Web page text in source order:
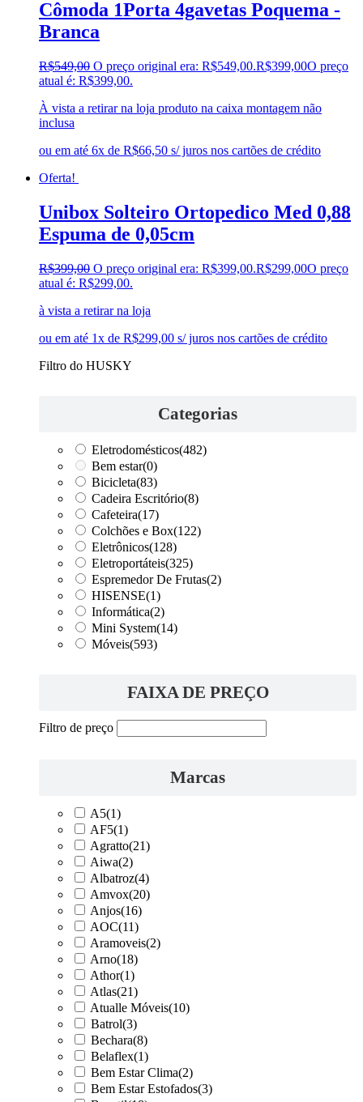
Cômoda 1Porta 4gavetas Poquema -
Branca
R$549,00 O preço original era: R$549,00.R$399,00O preço
atual é: R$399,00.
À vista a retirar na loja produto na caixa montagem não
inclusa
ou em até 6x de R$66,50 s/ juros nos cartões de crédito
Oferta!
Unibox Solteiro Ortopedico Med 0,88
Espuma de 0,05cm
R$399,00 O preço original era: R$399,00.R$299,00O preço
atual é: R$299,00.
à vista a retirar na loja
ou em até 1x de R$299,00 s/ juros nos cartões de crédito
Filtro do HUSKY
Categorias
Eletrodomésticos(482)
Bem estar(0)
Bicicleta(83)
Cadeira Escritório(8)
Cafeteira(17)
Colchões e Box(122)
Eletrônicos(128)
Eletroportáteis(325)
Espremedor De Frutas(2)
HISENSE(1)
Informática(2)
Mini System(14)
Móveis(593)
FAIXA DE PREÇO
Filtro de preço
Marcas
A5(1)
AF5(1)
Agratto(21)
Aiwa(2)
Albatroz(4)
Amvox(20)
Anjos(16)
AOC(11)
Aramoveis(2)
Arno(18)
Athor(1)
Atlas(21)
Atualle Móveis(10)
Batrol(3)
Bechara(8)
Belaflex(1)
Bem Estar Clima(2)
Bem Estar Estofados(3)